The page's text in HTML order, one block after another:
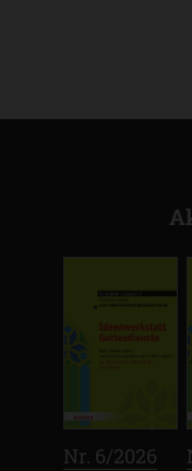
Nr. 6/2026